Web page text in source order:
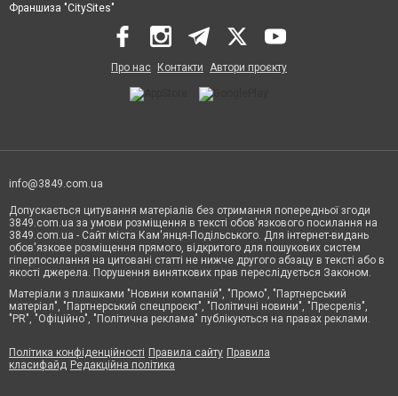
Франшиза "CitySites"
Про нас Контакти Автори проєкту
info@3849.com.ua
Допускається цитування матеріалів без отримання попередньої згоди
3849.com.ua за умови розміщення в тексті обов'язкового посилання на
3849.com.ua - Сайт міста Кам'янця-Подільського. Для інтернет-видань
обов'язкове розміщення прямого, відкритого для пошукових систем
гіперпосилання на цитовані статті не нижче другого абзацу в тексті або в
якості джерела. Порушення виняткових прав переслідується Законом.
Матеріали з плашками "Новини компаній", "Промо", "Партнерський
матеріал", "Партнерський спецпроєкт", "Політичні новини", "Пресреліз",
"PR", "Офіційно", "Політична реклама" публікуються на правах реклами.
Політика конфіденційності Правила сайту Правила
класифайд Редакційна політика